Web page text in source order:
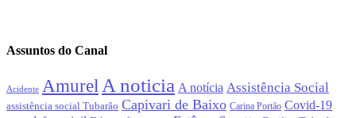
Assuntos do Canal
Acidente Amurel A noticia A notícia Assistência Social
assistência social Tubarão Capivari de Baixo Carina Portão Covid-19